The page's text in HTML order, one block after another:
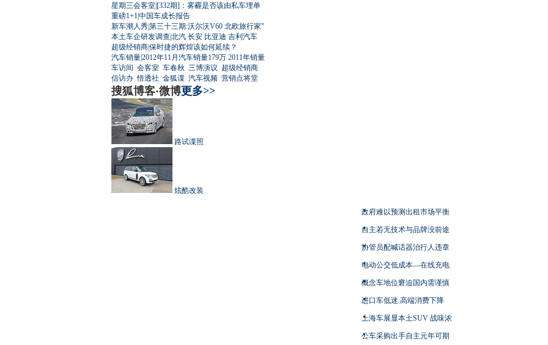
星期三会客室|[332期]：雾霾是否该由私车埋单
重磅1+1 |中国车成长报告
新车潮人秀|第三十三期:沃尔沃V60 北欧旅行家"
本土车企研发调查|北汽 长安 比亚迪 吉利汽车
超级经销商|保时捷的辉煌该如何延续？
汽车销量|2012年11月汽车销量179万 2011年销量
车访间 会客室 车春秋 三博演议 超级经销商
信访办 悟透社 金狐谍 汽车视频 营销点将堂
搜狐博客·微博更多>>
路试谍照
炫酷改装
政府难以预测出租市场平衡
自主若无技术与品牌没前途
协管员配喊话器治行人违章
电动公交低成本—在线充电
概念车地位窘迫国内需谨慎
进口车低迷 高端消费下降
上海车展显本土SUV 战味浓
公车采购出手自主元年可期